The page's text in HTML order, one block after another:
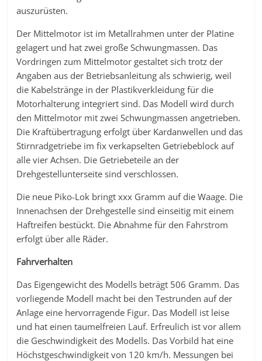
auszurüsten.
Der Mittelmotor ist im Metallrahmen unter der Platine
gelagert und hat zwei große Schwungmassen. Das
Vordringen zum Mittelmotor gestaltet sich trotz der
Angaben aus der Betriebsanleitung als schwierig, weil
die Kabelstränge in der Plastikverkleidung für die
Motorhalterung integriert sind. Das Modell wird durch
den Mittelmotor mit zwei Schwungmassen angetrieben.
Die Kraftübertragung erfolgt über Kardanwellen und das
Stirnradgetriebe im fix verkapselten Getriebeblock auf
alle vier Achsen. Die Getriebeteile an der
Drehgestellunterseite sind verschlossen.
Die neue Piko-Lok bringt xxx Gramm auf die Waage. Die
Innenachsen der Drehgestelle sind einseitig mit einem
Haftreifen bestückt. Die Abnahme für den Fahrstrom
erfolgt über alle Räder.
Fahrverhalten
Das Eigengewicht des Modells beträgt 506 Gramm. Das
vorliegende Modell macht bei den Testrunden auf der
Anlage eine hervorragende Figur. Das Modell ist leise
und hat einen taumelfreien Lauf. Erfreulich ist vor allem
die Geschwindigkeit des Modells. Das Vorbild hat eine
Höchstgeschwindigkeit von 120 km/h. Messungen bei